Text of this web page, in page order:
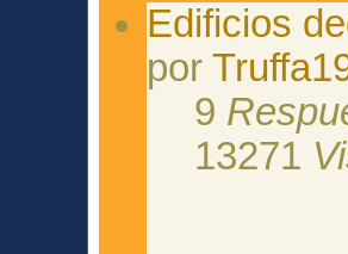
Edificios
por
9
13271